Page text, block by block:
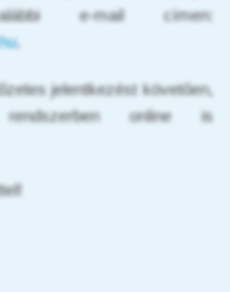
e-mail címen:
.
jelentkezést követően,
online is